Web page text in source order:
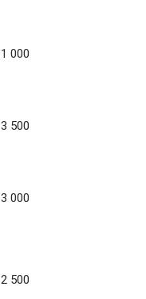
1 000
3 500
3 000
2 500